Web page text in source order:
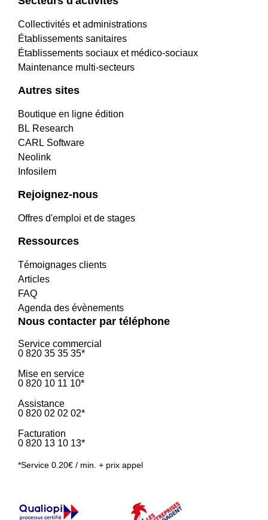
Collectivités et administrations
Établissements sanitaires
Établissements sociaux et médico-sociaux
Maintenance multi-secteurs
Autres sites
Boutique en ligne édition
BL Research
CARL Software
Neolink
Infosilem
Rejoignez-nous
Offres d'emploi et de stages
Ressources
Témoignages clients
Articles
FAQ
Agenda des évènements
Nous contacter par téléphone
Service commercial
0 820 35 35 35*
Mise en service
0 820 10 11 10*
Assistance
0 820 02 02 02*
Facturation
0 820 13 10 13*
*Service 0.20€ / min. + prix appel